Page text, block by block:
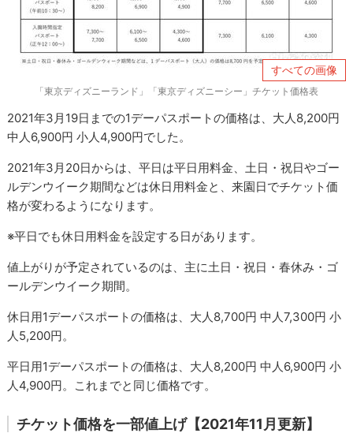
すべての画像
「東京ディズニーランド」「東京ディズニーシー」チケット価格表
2021年3月19日までの1デーパスポートの価格は、大人8,200円
中人6,900円 小人4,900円でした。
2021年3月20日からは、平日は平日用料金、土日・祝日やゴー
ルデンウイーク期間などは休日用料金と、来園日でチケット価
格が変わるようになります。
※平日でも休日用料金を設定する日があります。
値上がりが予定されているのは、主に土日・祝日・春休み・ゴ
ールデンウイーク期間。
休日用1デーパスポートの価格は、大人8,700円 中人7,300円 小
人5,200円。
平日用1デーパスポートの価格は、大人8,200円 中人6,900円 小
人4,900円。これまでと同じ価格です。
チケット価格を一部値上げ【2021年11月更新】